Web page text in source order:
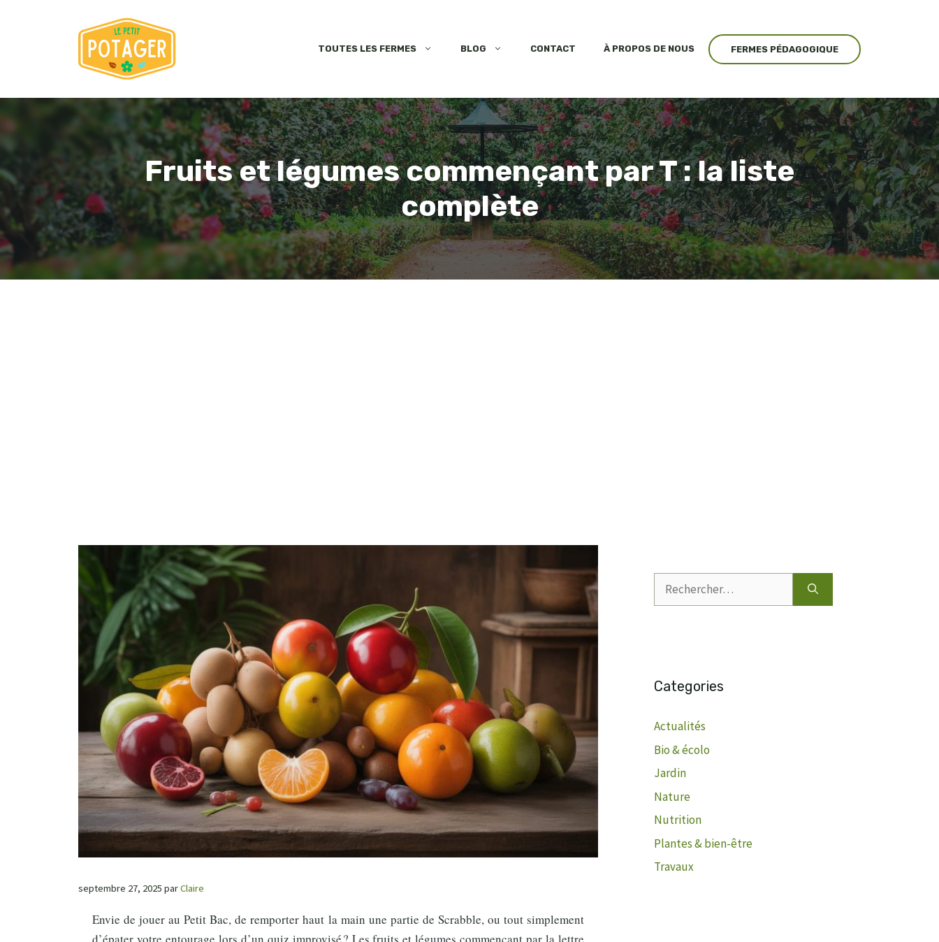
TOUTES LES FERMES BLOG CONTACT À PROPOS DE NOUS FERMES PÉDAGOGIQUE
Fruits et légumes commençant par T : la liste
complète
septembre 27, 2025 parClaire
Envie de jouer au Petit Bac, de remporter haut la main une partie de Scrabble, ou tout simplement
d’épater votre entourage lors d’un quiz improvisé ? Les fruits et légumes commençant par la lettre
Rechercher :
Categories
Actualités
Bio & écolo
Jardin
Nature
Nutrition
Plantes & bien-être
Travaux